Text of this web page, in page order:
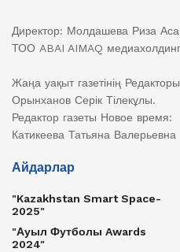
Директор: Молдашева Риза
ТОО ABAI AIMAQ
Жаңа уақыт газетінің
Орынханов Серік Тілекұлы.
Редактор газеты Новое время:
Катикеева Татьяна Валерьевна
Айдарлар
"Kazakhstan Smart Space-
2025"
"Ауыл Футболы Awards
2024"